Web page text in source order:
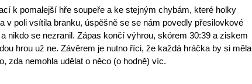
k pomalejší hře soupeře a ke stejným chybám, které holky
poli vsítila branku, úspěšně se se nám povedly přesilovkové
nikdo se nezranil. Zápas končí výhrou, skórem 30:39 a ziskem
hrou už ne. Závěrem je nutno říci, že každá hráčka by si měla
zda nemohla udělat o něco (o hodně) víc.